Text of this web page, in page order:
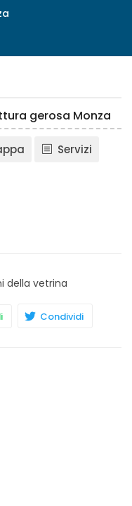
gerosa Monza
Servizi
della vetrina
Condividi